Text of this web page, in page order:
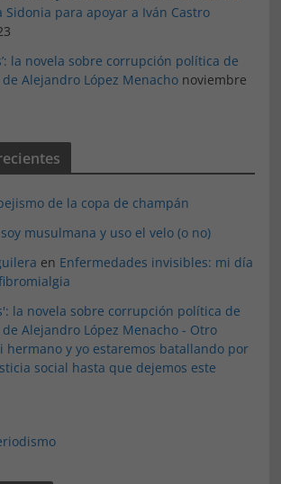
para apoyar a Iván Castro
la novela sobre corrupción política de
Alejandro López Menacho noviembre
de la copa de champán
musulmana y uso el velo (o no)
en Enfermedades invisibles: mi día
la novela sobre corrupción política de
Alejandro López Menacho - Otro
hermano y yo estaremos batallando por
social hasta que dejemos este